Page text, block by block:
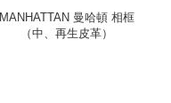
MANHATTAN 曼哈頓 相框
（中、再生皮革）